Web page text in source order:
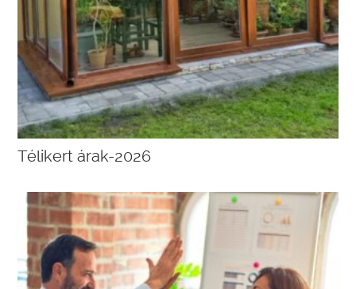
Télikert árak-2026